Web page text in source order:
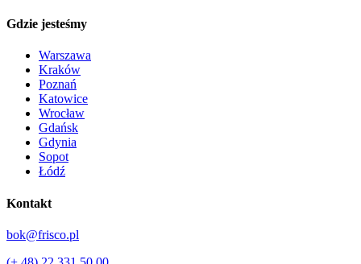
Gdzie jesteśmy
Warszawa
Kraków
Poznań
Katowice
Wrocław
Gdańsk
Gdynia
Sopot
Łódź
Kontakt
bok@frisco.pl